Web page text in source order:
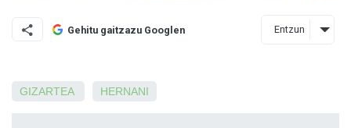
Gehitu gaitzazu Googlen Entzun
GIZARTEA HERNANI